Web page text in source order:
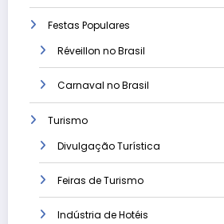
Festas Populares
Réveillon no Brasil
Carnaval no Brasil
Turismo
Divulgação Turística
Feiras de Turismo
Indústria de Hotéis